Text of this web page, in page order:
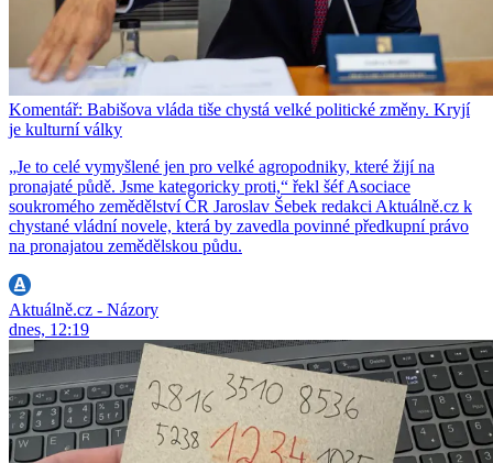
Komentář: Babišova vláda tiše chystá velké politické změny. Kryjí
je kulturní války
„Je to celé vymyšlené jen pro velké agropodniky, které žijí na
pronajaté půdě. Jsme kategoricky proti,“ řekl šéf Asociace
soukromého zemědělství ČR Jaroslav Šebek redakci Aktuálně.cz k
chystané vládní novele, která by zavedla povinné předkupní právo
na pronajatou zemědělskou půdu.
Aktuálně.cz - Názory
dnes, 12:19